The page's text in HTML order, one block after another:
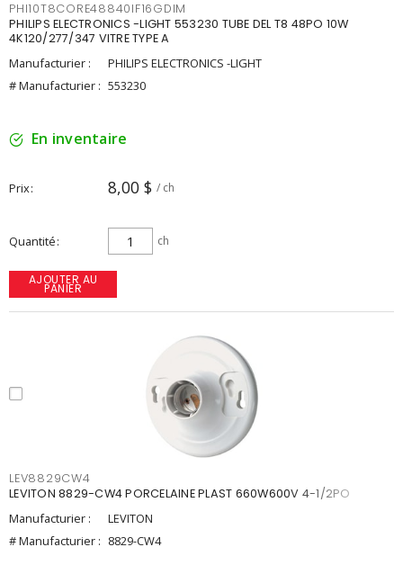
PHI10T8CORE48840IF16GDIM
PHILIPS ELECTRONICS -LIGHT 553230 TUBE DEL T8 48PO 10W
4K120/277/347 VITRE TYPE A
Manufacturier :
PHILIPS ELECTRONICS -LIGHT
# Manufacturier : 553230
En inventaire
Prix 8,00 $ / ch
Quantité ch
AJOUTER AU
PANIER
LEV8829CW4
LEVITON 8829-CW4 PORCELAINE PLAST 660W600V 4-1/2PO
Manufacturier :
LEVITON
# Manufacturier : 8829-CW4